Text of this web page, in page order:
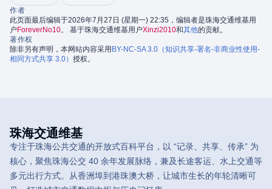
作者
此页面最后编辑于2026年7月27日 (星期一) 22:35，编辑者是珠海交通维基用
户ForeverNo10。 基于珠海交通维基用户Xinzi2010和其他的贡献。
著作权
除非另有声明，本网站内容采用BY-NC-SA 3.0（知识共享-署名-非商业性使用-
相同方式共享 3.0） 授权。
珠海交通维基
专注于珠海公共交通的开放式百科平台，以 “记录、共享、传承” 为
核心，聚焦珠海公交 40 余年发展脉络，兼及长途客运、水上交通等
多元出行方式。从香洲埠到港珠澳大桥，让城市生长的年轮清晰可